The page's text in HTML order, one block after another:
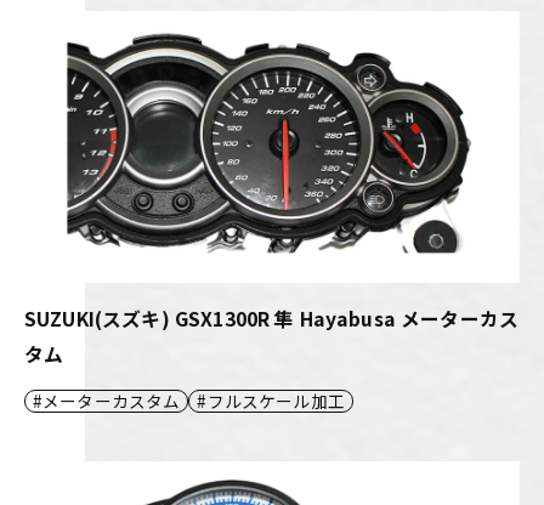
SUZUKI(スズキ) GSX1300R 隼 Hayabusa メーターカス
タム
メーターカスタム フルスケール加工